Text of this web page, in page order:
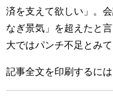
済を支えて欲しい」。
なぎ景気」を超えたと
大ではパンチ不足とみ
記事全文を印刷するには